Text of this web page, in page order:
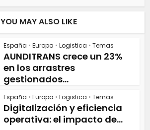
YOU MAY ALSO LIKE
España • Europa • Logistica • Temas
AUNDITRANS crece un 23%
en los arrastres
gestionados...
España • Europa • Logistica • Temas
Digitalización y eficiencia
operativa: el impacto de...